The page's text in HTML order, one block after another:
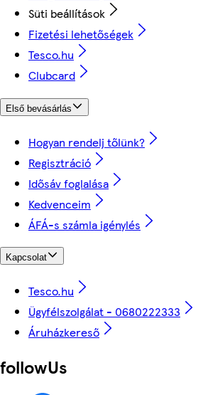
Süti beállítások
Fizetési lehetőségek
Tesco.hu
Clubcard
Első bevásárlás
Hogyan rendelj tőlünk?
Regisztráció
Idősáv foglalása
Kedvenceim
ÁFÁ-s számla igénylés
Kapcsolat
Tesco.hu
Ügyfélszolgálat - 0680222333
Áruházkereső
followUs